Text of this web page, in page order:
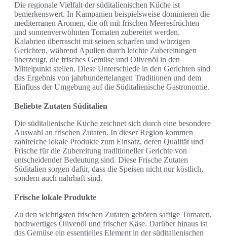
Die regionale Vielfalt der süditalienischen Küche ist
bemerkenswert. In Kampanien beispielsweise dominieren die
mediterranen Aromen, die oft mit frischen Meeresfrüchten
und sonnenverwöhnten Tomaten zubereitet werden.
Kalabrien überrascht mit seinen scharfen und würzigen
Gerichten, während Apulien durch leichte Zubereitungen
überzeugt, die frisches Gemüse und Olivenöl in den
Mittelpunkt stellen. Diese Unterschiede in den Gerichten sind
das Ergebnis von jahrhundertelangen Traditionen und dem
Einfluss der Umgebung auf die Süditalienische Gastronomie.
Beliebte Zutaten Süditalien
Die süditalienische Küche zeichnet sich durch eine besondere
Auswahl an frischen Zutaten. In dieser Region kommen
zahlreiche lokale Produkte zum Einsatz, deren Qualität und
Frische für die Zubereitung traditioneller Gerichte von
entscheidender Bedeutung sind. Diese Frische Zutaten
Süditalien sorgen dafür, dass die Speisen nicht nur köstlich,
sondern auch nahrhaft sind.
Frische lokale Produkte
Zu den wichtigsten frischen Zutaten gehören saftige Tomaten,
hochwertiges Olivenöl und frischer Käse. Darüber hinaus ist
das Gemüse ein essentielles Element in der süditalienischen